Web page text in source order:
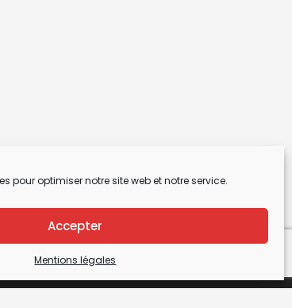
pour optimiser notre site web et notre service.
Accepter
Mentions légales